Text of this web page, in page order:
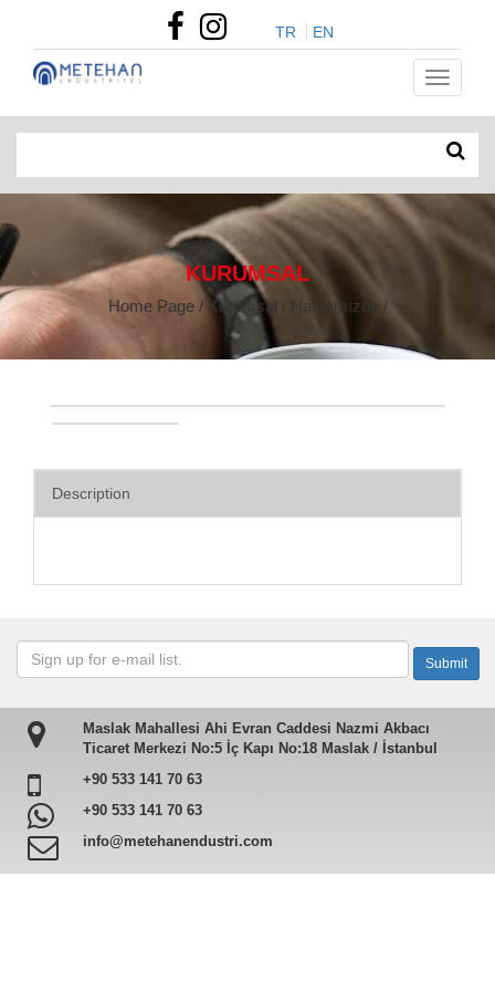
TR EN
KURUMSAL
Home Page / Kurumsal / Hakkımızda /
Description
Maslak Mahallesi Ahi Evran Caddesi Nazmi Akbacı
Ticaret Merkezi No:5 İç Kapı No:18 Maslak / İstanbul
+90 533 141 70 63
+90 533 141 70 63
info@metehanendustri.com